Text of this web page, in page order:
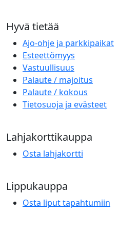
Hyvä tietää
Ajo-ohje ja parkkipaikat
Esteettömyys
Vastuullisuus
Palaute / majoitus
Palaute / kokous
Tietosuoja ja evästeet
Lahjakorttikauppa
Osta lahjakortti
Lippukauppa
Osta liput tapahtumiin